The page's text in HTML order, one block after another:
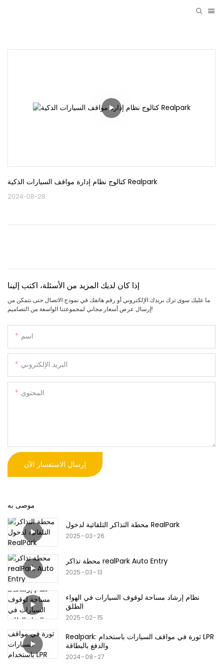
كتالوج نظام إدارة مواقف السيارات الذكية Realpark
2024-08-28
إذا كان لديك المزيد من الأسئلة، اكتب إلينا
ما عليك سوى ترك بريدك الإلكتروني أو رقم هاتفك في نموذج الاتصال حتى نتمكن من
إرسال عرض أسعار مجاني لمجموعتنا الواسعة من التصاميم!
اسم
البريد الإلكتروني
المحتوى
إرسال الاستفسار الآن
موصى به
محطة التذاكر التلقائية لدخول RealPark
2025 03 26
محطة تذاكر realPark Auto Entry
2025 03 13
نظام إرشاد مساحة لوقوف السيارات في الهواء
الطلق
2025 02 15
Realpark: ثورة في مواقف السيارات باستخدام LPR
والدفع بالبطاقة
2024 08 27